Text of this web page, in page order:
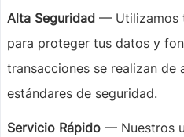
Alta Seguridad — Utilizamos
para proteger tus datos y
transacciones se realizan de
estándares de seguridad.
Servicio Rápido — Nuestros